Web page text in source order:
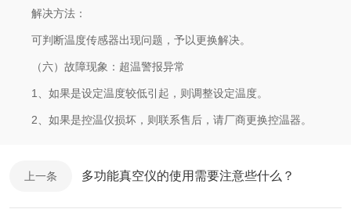
解决方法：
可判断温度传感器出现问题，予以更换解决。
（六）故障现象：超温警报异常
1、如果是设定温度较低引起，则调整设定温度。
2、如果是控温仪损坏，则联系售后，请厂商更换控温器。
上一条 多功能真空仪的使用需要注意些什么？